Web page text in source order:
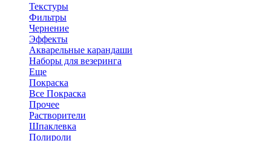
Текстуры
Фильтры
Чернение
Эффекты
Акварельные карандаши
Наборы для везеринга
Еще
Покраска
Все Покраска
Прочее
Растворители
Шпаклевка
Полироли